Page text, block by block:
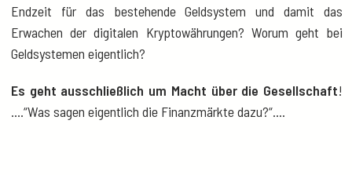
Endzeit für das bestehende Geldsystem und damit das
Erwachen der digitalen Kryptowährungen? Worum geht bei
Geldsystemen eigentlich?
Es geht ausschließlich um Macht über die Gesellschaft!
….“Was sagen eigentlich die Finanzmärkte dazu?“….